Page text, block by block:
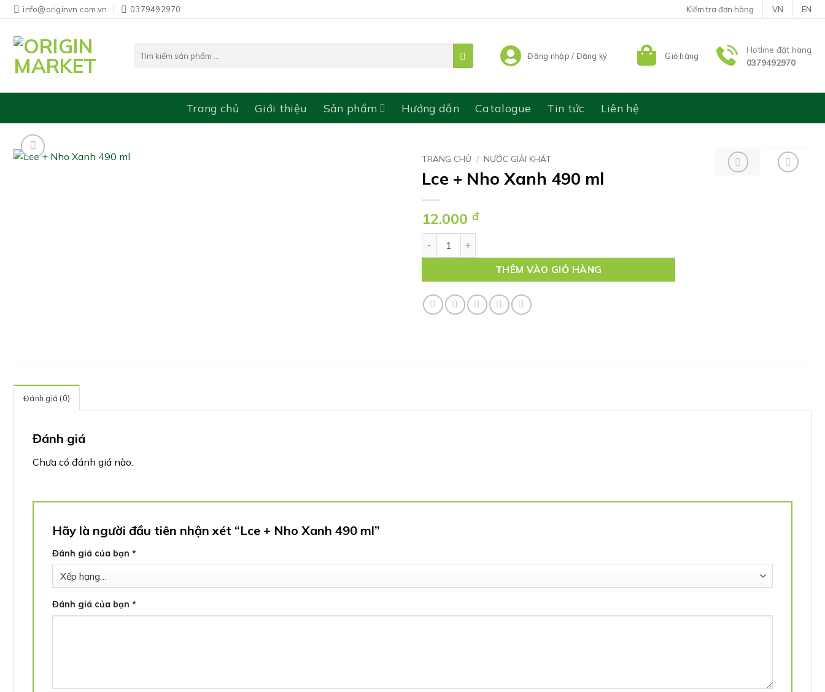
qua
info@originvn.com.vn 0379492970 Kiểm tra đơn hàng VN EN
kiếm:
Đăng nhập / Đăng ký Giỏ hàng
Hotline đặt hàng
0379492970
Trang chủ Giới thiệu Sản phẩm Hướng dẫn Catalogue Tin tức Liên hệ
TRANG CHỦ / NƯỚC GIẢI KHÁT
Lce + Nho Xanh 490 ml
12.000 đ
THÊM VÀO GIỎ HÀNG
Đánh giá (0)
Đánh giá
Chưa có đánh giá nào.
Hãy là người đầu tiên nhận xét “Lce + Nho Xanh 490 ml”
Đánh giá của bạn *
Đánh giá của bạn *